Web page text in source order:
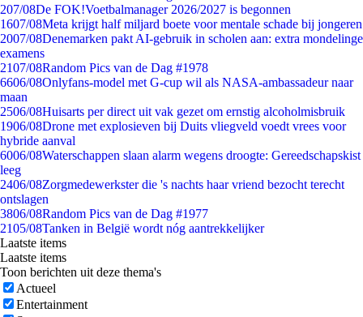
207/08De FOK!Voetbalmanager 2026/2027 is begonnen
1607/08Meta krijgt half miljard boete voor mentale schade bij jongeren
2007/08Denemarken pakt AI-gebruik in scholen aan: extra mondelinge
examens
2107/08Random Pics van de Dag #1978
6606/08Onlyfans-model met G-cup wil als NASA-ambassadeur naar
maan
2506/08Huisarts per direct uit vak gezet om ernstig alcoholmisbruik
1906/08Drone met explosieven bij Duits vliegveld voedt vrees voor
hybride aanval
6006/08Waterschappen slaan alarm wegens droogte: Gereedschapskist
leeg
2406/08Zorgmedewerkster die 's nachts haar vriend bezocht terecht
ontslagen
3806/08Random Pics van de Dag #1977
2105/08Tanken in België wordt nóg aantrekkelijker
Laatste items
Laatste items
Toon berichten uit deze thema's
Actueel
Entertainment